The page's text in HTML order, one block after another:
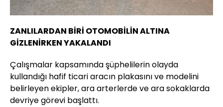
ZANLILARDAN BİRİ OTOMOBİLİN ALTINA
GİZLENİRKEN YAKALANDI
Çalışmalar kapsamında şüphelilerin olayda
kullandığı hafif ticari aracın plakasını ve modelini
belirleyen ekipler, ara arterlerde ve ara sokaklarda
devriye görevi başlattı.